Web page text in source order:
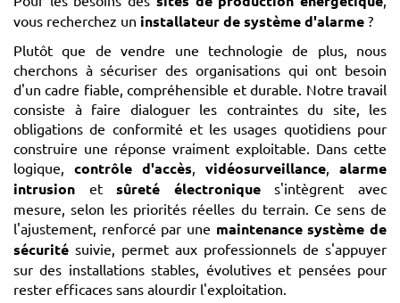
vous recherchez un installateur de système d'alarme ?
Plutôt que de vendre une technologie de plus, nous
cherchons à sécuriser des organisations qui ont besoin
d'un cadre fiable, compréhensible et durable. Notre travail
consiste à faire dialoguer les contraintes du site, les
obligations de conformité et les usages quotidiens pour
construire une réponse vraiment exploitable. Dans cette
logique, contrôle d'accès vidéosurveillance
alarme
intrusion etsûreté électroniques'intègrent avec
mesure, selon les priorités réelles du terrain. Ce sens de
l'ajustement, renforcé par une maintenance système de
sécurité suivie, permet aux professionnels de s'appuyer
sur des installations stables, évolutives et pensées pour
rester efficaces sans alourdir l'exploitation.